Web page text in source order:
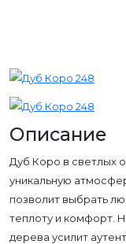
Описание
Дуб Коро в светлых
уникальную
позволит выбрать
теплоту и комфорт.
дерева усилит